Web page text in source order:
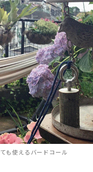
も使えるバードコール